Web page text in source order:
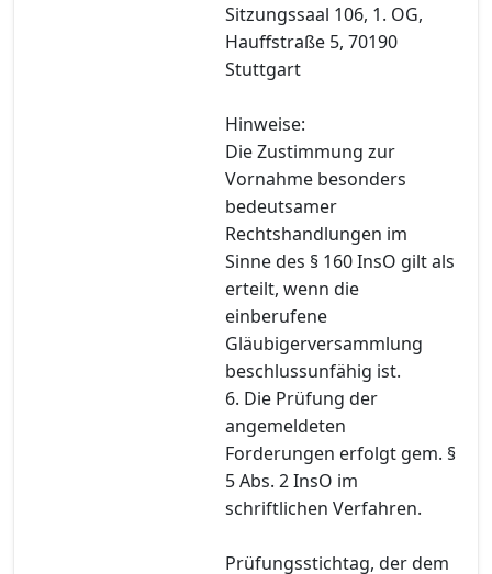
Sitzungssaal 106, 1. OG,
Hauffstraße 5, 70190
Stuttgart
Hinweise:
Die Zustimmung zur
Vornahme besonders
bedeutsamer
Rechtshandlungen im
Sinne des § 160 InsO gilt als
erteilt, wenn die
einberufene
Gläubigerversammlung
beschlussunfähig ist.
6. Die Prüfung der
angemeldeten
Forderungen erfolgt gem. §
5 Abs. 2 InsO im
schriftlichen Verfahren.
Prüfungsstichtag, der dem